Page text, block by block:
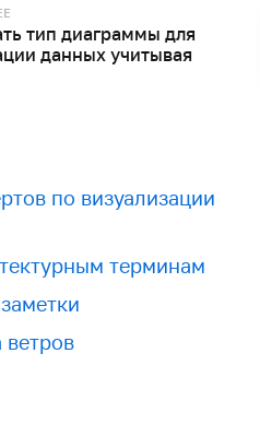
тип диаграммы для
данных учитывая
по визуализации
терминам